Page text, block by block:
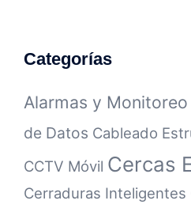
Categorías
Alarmas y Monitoreo
de Datos Cableado
CCTV Móvil Cercas
Cerraduras Inteligentes